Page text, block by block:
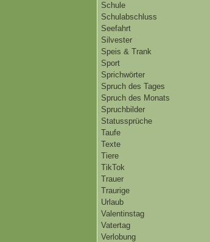
Schule
Schulabschluss
Seefahrt
Silvester
Speis & Trank
Sport
Sprichwörter
Spruch des Tages
Spruch des Monats
Spruchbilder
Statussprüche
Taufe
Texte
Tiere
TikTok
Trauer
Traurige
Urlaub
Valentinstag
Vatertag
Verlobung